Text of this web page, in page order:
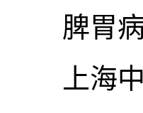
脾胃
上海